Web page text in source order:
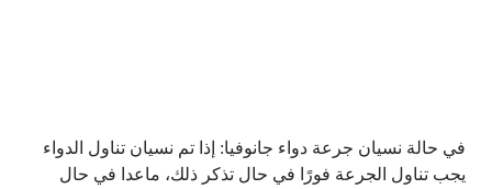
في حالة نسيان جرعة دواء جانوفيا: إذا تم نسيان تناول الدواء
يجب تناول الجرعة فورًا في حال تذكر ذلك، ماعدا في حال